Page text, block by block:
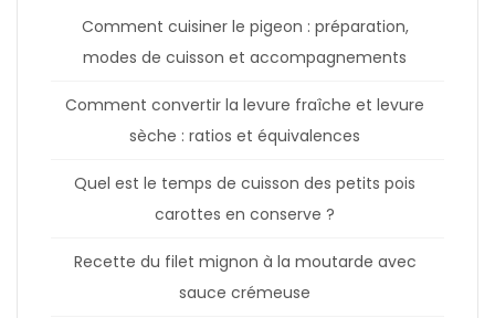
Comment cuisiner le pigeon : préparation,
modes de cuisson et accompagnements
Comment convertir la levure fraîche et levure
sèche : ratios et équivalences
Quel est le temps de cuisson des petits pois
carottes en conserve ?
Recette du filet mignon à la moutarde avec
sauce crémeuse